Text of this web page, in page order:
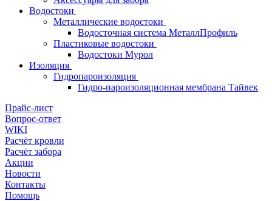
Водостоки
Металлические водостоки
Водосточная система МеталлПрофиль
Пластиковые водостоки
Водостоки Мурол
Изоляция
Гидропароизоляция
Гидро-пароизоляционная мембрана Тайвек
Прайс-лист
Вопрос-ответ
WIKI
Расчёт кровли
Расчёт забора
Акции
Новости
Контакты
Помощь